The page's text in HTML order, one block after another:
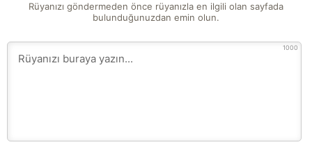
Rüyanızı göndermeden önce rüyanızla en ilgili olan sayfada
bulunduğunuzdan emin olun.
1000